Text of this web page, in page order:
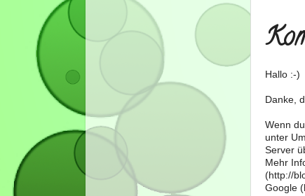
Hallo :-)
Danke,
Wenn
unter
Server
Mehr
(http://
Google